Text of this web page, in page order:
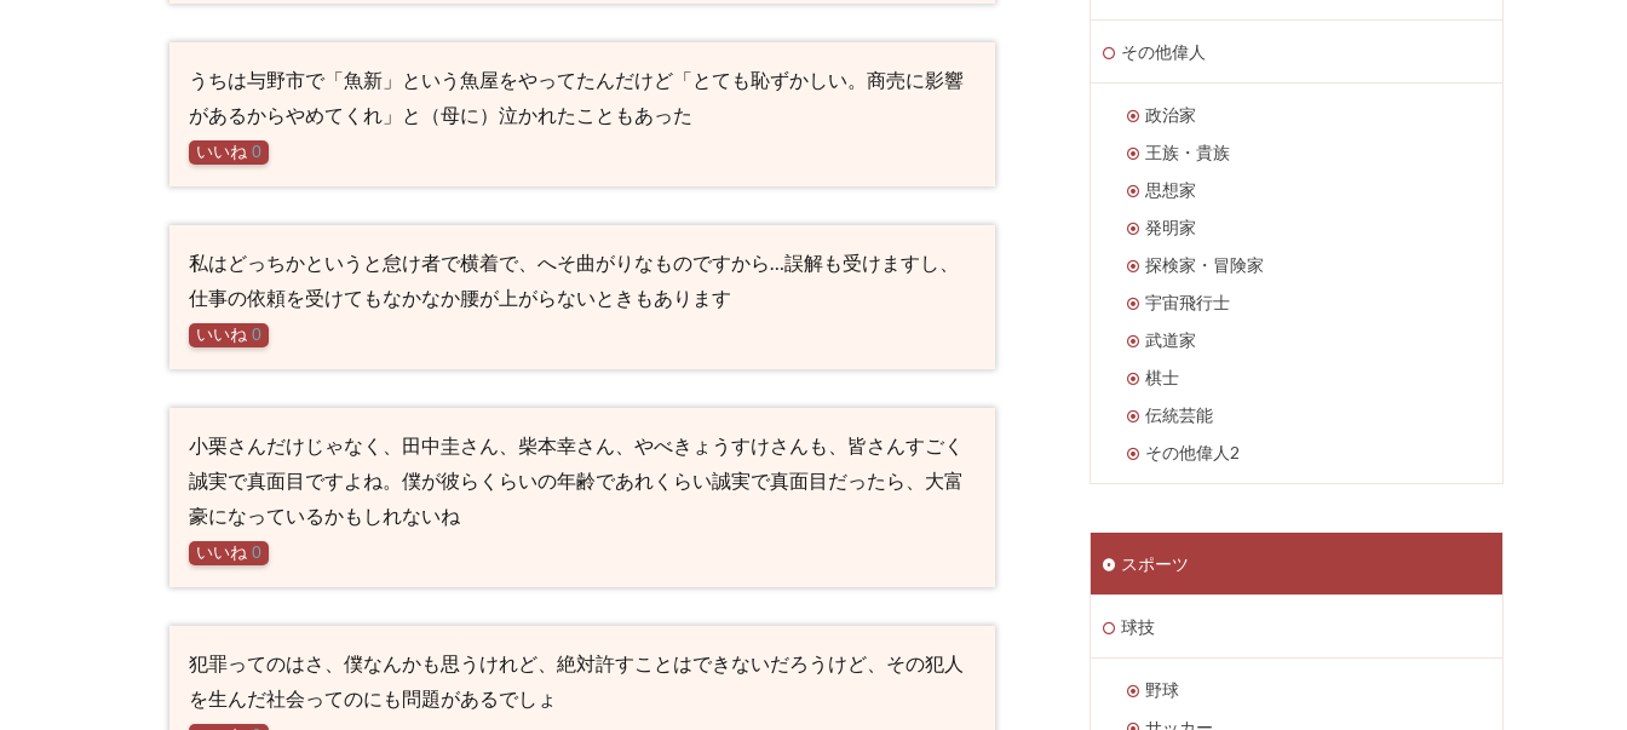
うちは与野市で「魚新」という魚屋をやってたんだけど「とても恥ずかしい。商売に影響
があるからやめてくれ」と（母に）泣かれたこともあった
いいね 0
私はどっちかというと怠け者で横着で、へそ曲がりなものですから…誤解も受けますし、
仕事の依頼を受けてもなかなか腰が上がらないときもあります
いいね 0
小栗さんだけじゃなく、田中圭さん、柴本幸さん、やべきょうすけさんも、皆さんすごく
誠実で真面目ですよね。僕が彼らくらいの年齢であれくらい誠実で真面目だったら、大富
豪になっているかもしれないね
いいね 0
犯罪ってのはさ、僕なんかも思うけれど、絶対許すことはできないだろうけど、その犯人
を生んだ社会ってのにも問題があるでしょ
その他偉人
政治家
王族・貴族
思想家
発明家
探検家・冒険家
宇宙飛行士
武道家
棋士
伝統芸能
その他偉人2
スポーツ
球技
野球